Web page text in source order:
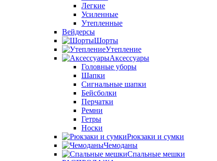
Легкие
Усиленные
Утепленные
Вейдерсы
Шорты
Утепление
Аксессуары
Головные уборы
Шапки
Сигнальные шапки
Бейсболки
Перчатки
Ремни
Гетры
Носки
Рюкзаки и сумки
Чемоданы
Спальные мешки